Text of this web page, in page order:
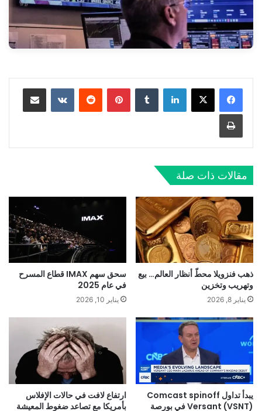
لينكدإن بينتيريست
مقالات ذات صلة
ذهب فنزويلا محطّ أنظار العالم… بيع
وتهريب وتخزين
يناير 8, 2026
سحق سهم IMAX قطاع المسرح
في عام 2025
يناير 10, 2026
يبدأ تداول Comcast spinoff
Versant (VSNT) في بورصة
ارتفاع لافت في حالات الإفلاس
بأمريكا مع تصاعد ضغوط المعيشة